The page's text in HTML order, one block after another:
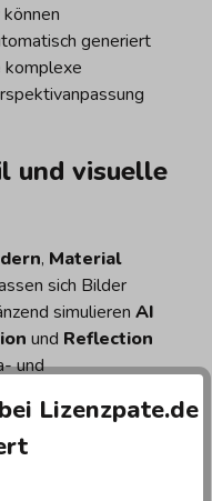
können
generiert
komplexe
und visuelle
, Material
sich Bilder
simulieren AI
und Reflection
und
für präzise
Lizenzpate.de